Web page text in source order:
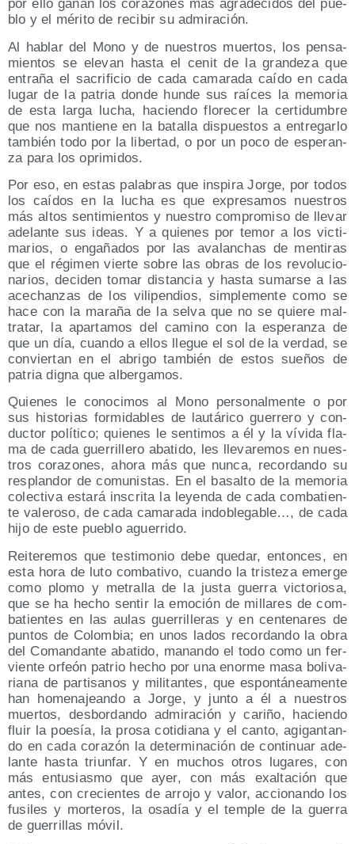
por ello ganan los cora­zo­nes más agra­de­ci­dos del pue­
blo y el méri­to de reci­bir su admiración.
Al hablar del Mono y de nues­tros muer­tos, los pen­sa­
mien­tos se ele­van has­ta el cenit de la gran­de­za que
entra­ña el sacri­fi­cio de cada cama­ra­da caí­do en cada
lugar de la patria don­de hun­de sus raí­ces la memo­ria
de esta lar­ga lucha, hacien­do flo­re­cer la cer­ti­dum­bre
que nos man­tie­ne en la bata­lla dis­pues­tos a entre­gar­lo
tam­bién todo por la liber­tad, o por un poco de espe­ran­
za para los oprimidos.
Por eso, en estas pala­bras que ins­pi­ra Jor­ge, por todos
los caí­dos en la lucha es que expre­sa­mos nues­tros
más altos sen­ti­mien­tos y nues­tro com­pro­mi­so de lle­var
ade­lan­te sus ideas. Y a quie­nes por temor a los vic­ti­
ma­rios, o enga­ña­dos por las ava­lan­chas de men­ti­ras
que el régi­men vier­te sobre las obras de los revo­lu­cio­
na­rios, deci­den tomar dis­tan­cia y has­ta sumar­se a las
ace­chan­zas de los vili­pen­dios, sim­ple­men­te como se
hace con la mara­ña de la sel­va que no se quie­re mal­
tra­tar, la apar­ta­mos del camino con la espe­ran­za de
que un día, cuan­do a ellos lle­gue el sol de la ver­dad, se
con­vier­tan en el abri­go tam­bién de estos sue­ños de
patria dig­na que albergamos.
Quie­nes le cono­ci­mos al Mono per­so­nal­men­te o por
sus his­to­rias for­mi­da­bles de lau­tá­ri­co gue­rre­ro y con­
duc­tor polí­ti­co; quie­nes le sen­ti­mos a él y la vívi­da fla­
ma de cada gue­rri­lle­ro aba­ti­do, les lle­va­re­mos en nues­
tros cora­zo­nes, aho­ra más que nun­ca, recor­dan­do su
res­plan­dor de comu­nis­tas. En el basal­to de la memo­ria
colec­ti­va esta­rá ins­cri­ta la leyen­da de cada com­ba­tien­
te vale­ro­so, de cada cama­ra­da indo­ble­ga­ble…, de cada
hijo de este pue­blo aguerrido.
Reite­re­mos que tes­ti­mo­nio debe que­dar, enton­ces, en
esta hora de luto com­ba­ti­vo, cuan­do la tris­te­za emer­ge
como plo­mo y metra­lla de la jus­ta gue­rra vic­to­rio­sa,
que se ha hecho sen­tir la emo­ción de milla­res de com­
ba­tien­tes en las aulas gue­rri­lle­ras y en cen­te­na­res de
pun­tos de Colom­bia; en unos lados recor­dan­do la obra
del Coman­dan­te aba­ti­do, manan­do el todo como un fer­
vien­te orfeón patrio hecho por una enor­me masa boli­va­
ria­na de par­ti­sa­nos y mili­tan­tes, que espon­tá­nea­men­te
han home­na­jean­do a Jor­ge, y jun­to a él a nues­tros
muer­tos, des­bor­dan­do admi­ra­ción y cari­ño, hacien­do
fluir la poe­sía, la pro­sa coti­dia­na y el can­to, agi­gan­tan­
do en cada cora­zón la deter­mi­na­ción de con­ti­nuar ade­
lan­te has­ta triun­far. Y en muchos otros luga­res, con
más entu­sias­mo que ayer, con más exal­ta­ción que
antes, con cre­cien­tes de arro­jo y valor, accio­nan­do los
fusi­les y mor­te­ros, la osa­día y el tem­ple de la gue­rra
de gue­rri­llas móvil.